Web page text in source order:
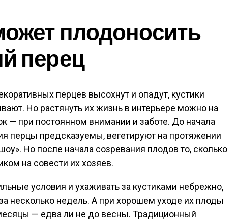
плодоносить
перец
перцев высохнут и опадут, кустики
Но растянуть их жизнь в интерьере можно на
— при постоянном внимании и заботе. До начала
перцы предсказуемы, вегетируют на протяжении
Но после начала созревания плодов то, сколько
на совести их хозяев.
условия и ухаживать за кустиками небрежно,
несколько недель. А при хорошем уходе их плоды
— едва ли не до весны. Традиционный